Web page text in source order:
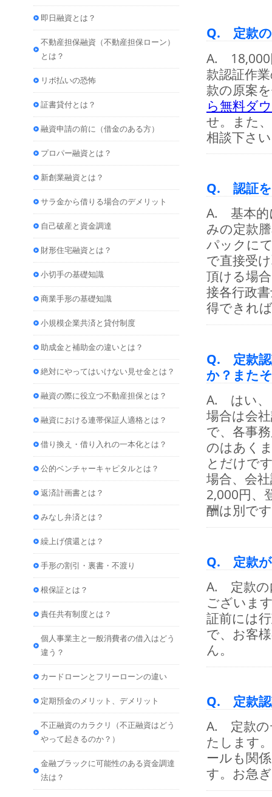
Q. 定款の
A. 18,000
款認証作
款の原案
ら無料ダ
せ。また
相談下さ
Q. 認証を
A. 基本的
みの定款
パックに
で直接受
頂ける場
接各行政
得できれ
Q. 定款認
か？また
A. はい、
場合は会
で、各事
のはあく
とだけで
場合、会
2,000円、
酬は別で
Q. 定款が
A. 定款の
ございま
証前には
で、お客
ん。
Q. 定款認
A. 定款の
たします
ールも関
す。お急
即日融資とは？
不動産担保融資（不動産担保ローン）
とは？
リボ払いの恐怖
証書貸付とは？
融資申請の前に（借金のある方）
プロパー融資とは？
新創業融資とは？
サラ金から借りる場合のデメリット
自己破産と資金調達
財形住宅融資とは？
小切手の基礎知識
商業手形の基礎知識
小規模企業共済と貸付制度
助成金と補助金の違いとは？
絶対にやってはいけない見せ金とは？
融資の際に役立つ不動産担保とは？
融資における連帯保証人適格とは？
借り換え・借り入れの一本化とは？
公的ベンチャーキャピタルとは？
返済計画書とは？
みなし弁済とは？
繰上げ償還とは？
手形の割引・裏書・不渡り
根保証とは？
責任共有制度とは？
個人事業主と一般消費者の借入はどう
違う？
カードローンとフリーローンの違い
定期預金のメリット、デメリット
不正融資のカラクリ（不正融資はどう
やって起きるのか？）
金融ブラックに可能性のある資金調達
法は？